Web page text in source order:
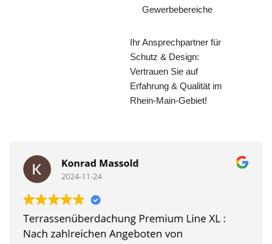
Gewerbebereiche
Ihr Ansprechpartner für
Schutz & Design:
Vertrauen Sie auf
Erfahrung & Qualität im
Rhein-Main-Gebiet!